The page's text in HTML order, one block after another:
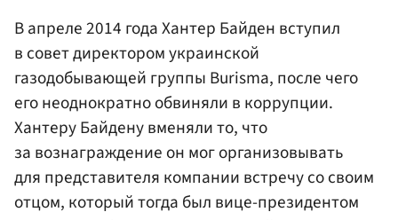
В апреле 2014 года Хантер Байден вступил
в совет директором украинской
газодобывающей группы Burisma, после чего
его неоднократно обвиняли в коррупции.
Хантеру Байдену вменяли то, что
за вознаграждение он мог организовывать
для представителя компании встречу со своим
отцом, который тогда был вице-президентом